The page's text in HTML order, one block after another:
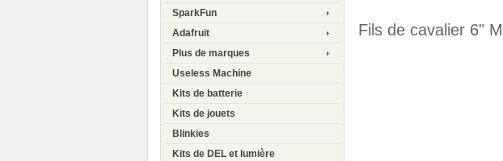
SparkFun
Adafruit
Plus de marques
Useless Machine
Kits de batterie
Kits de jouets
Blinkies
Kits de DEL et lumière
Fils de cavalier 6"